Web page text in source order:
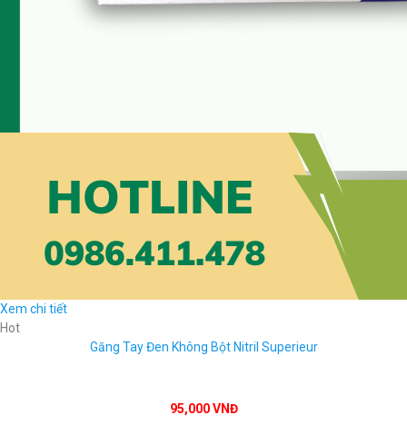
Xem chi tiết
Hot
Găng Tay Đen Không Bột Nitril Superieur
95,000 VNĐ